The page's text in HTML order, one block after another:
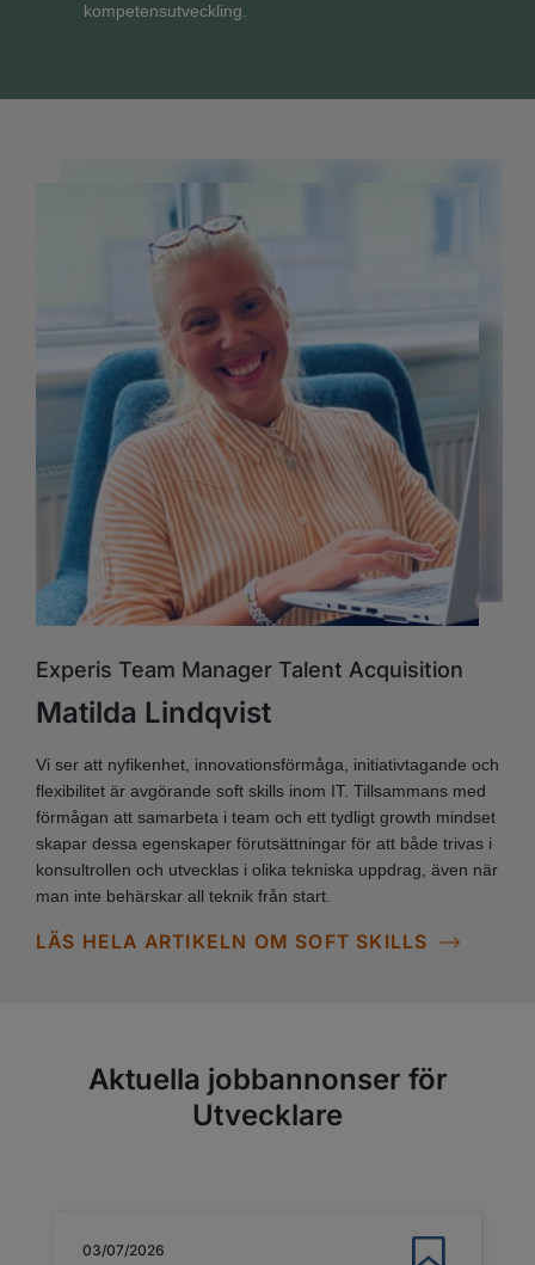
kompetensutveckling.
Experis Team Manager Talent Acquisition
Matilda Lindqvist
Vi ser att nyfikenhet, innovationsförmåga, initiativtagande och
flexibilitet är avgörande soft skills inom IT. Tillsammans med
förmågan att samarbeta i team och ett tydligt growth mindset
skapar dessa egenskaper förutsättningar för att både trivas i
konsultrollen och utvecklas i olika tekniska uppdrag, även när
man inte behärskar all teknik från start.
LÄS HELA ARTIKELN OM SOFT SKILLS
Aktuella jobbannonser för
Utvecklare
03/07/2026